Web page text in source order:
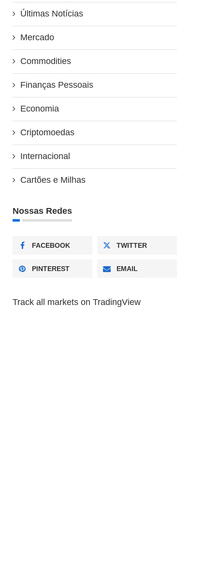
Últimas Notícias
Mercado
Commodities
Finanças Pessoais
Economia
Criptomoedas
Internacional
Cartões e Milhas
Nossas Redes
FACEBOOK TWITTER
PINTEREST EMAIL
Track all markets on TradingView